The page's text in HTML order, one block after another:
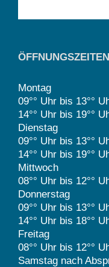
ÖFFNUNGSZEITEN
Montag
09°° Uhr bis 13°°
14°° Uhr bis 19°°
Dienstag
09°° Uhr bis 13°°
14°° Uhr bis 19°°
Mittwoch
08°° Uhr bis 12°°
Donnerstag
09°° Uhr bis 13°°
14°° Uhr bis 18°°
Freitag
08°° Uhr bis 12°°
Samstag nach